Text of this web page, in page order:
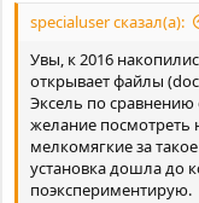
specialuser сказал(а):
Увы, к 2016
открывает файлы
Эксель по
желание посмотреть
мелкомягкие за
установка дошла до
поэкспериментирую.